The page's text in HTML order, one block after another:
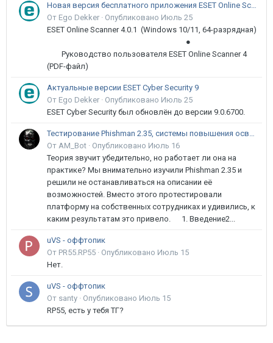
Новая версия бесплатного приложения ESET Online Scanner доступна пользователям
От Ego Dekker · Опубликовано Июль 25
ESET Online Scanner 4.0.1 (Windows 10/11, 64-разрядная)
●
Руководство пользователя ESET Online Scanner 4
(PDF-файл)
Актуальные версии ESET Cyber Security 9
От Ego Dekker · Опубликовано Июль 25
ESET Cyber Security был обновлён до версии 9.0.6700.
Тестирование Phishman 2.35, системы повышения осведомлённости пользователей в сфере ИБ
От AM_Bot · Опубликовано Июль 16
Теория звучит убедительно, но работает ли она на
практике? Мы внимательно изучили Phishman 2.35 и
решили не останавливаться на описании её
возможностей. Вместо этого протестировали
платформу на собственных сотрудниках и удивились, к
каким результатам это привело. 1. Введение2...
uVS - оффтопик
От PR55.RP55 · Опубликовано Июль 15
Нет.
uVS - оффтопик
От santy · Опубликовано Июль 15
RP55, есть у тебя ТГ?